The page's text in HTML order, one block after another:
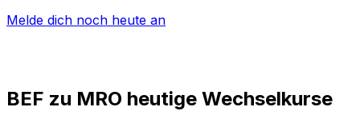
Melde dich noch heute an
BEF zu MRO heutige Wechselkurse